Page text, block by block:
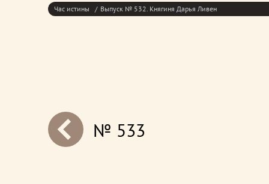
Час истины Выпуск № 532. Княгиня Дарья Ливен
next№ 533